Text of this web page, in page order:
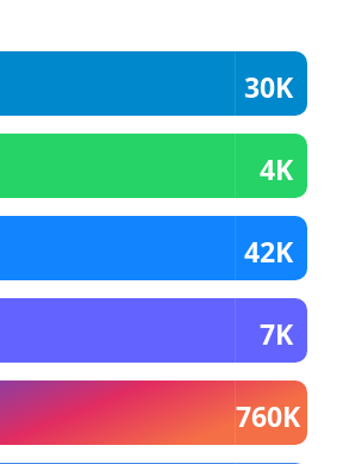
30K
4K
42K
7K
760K